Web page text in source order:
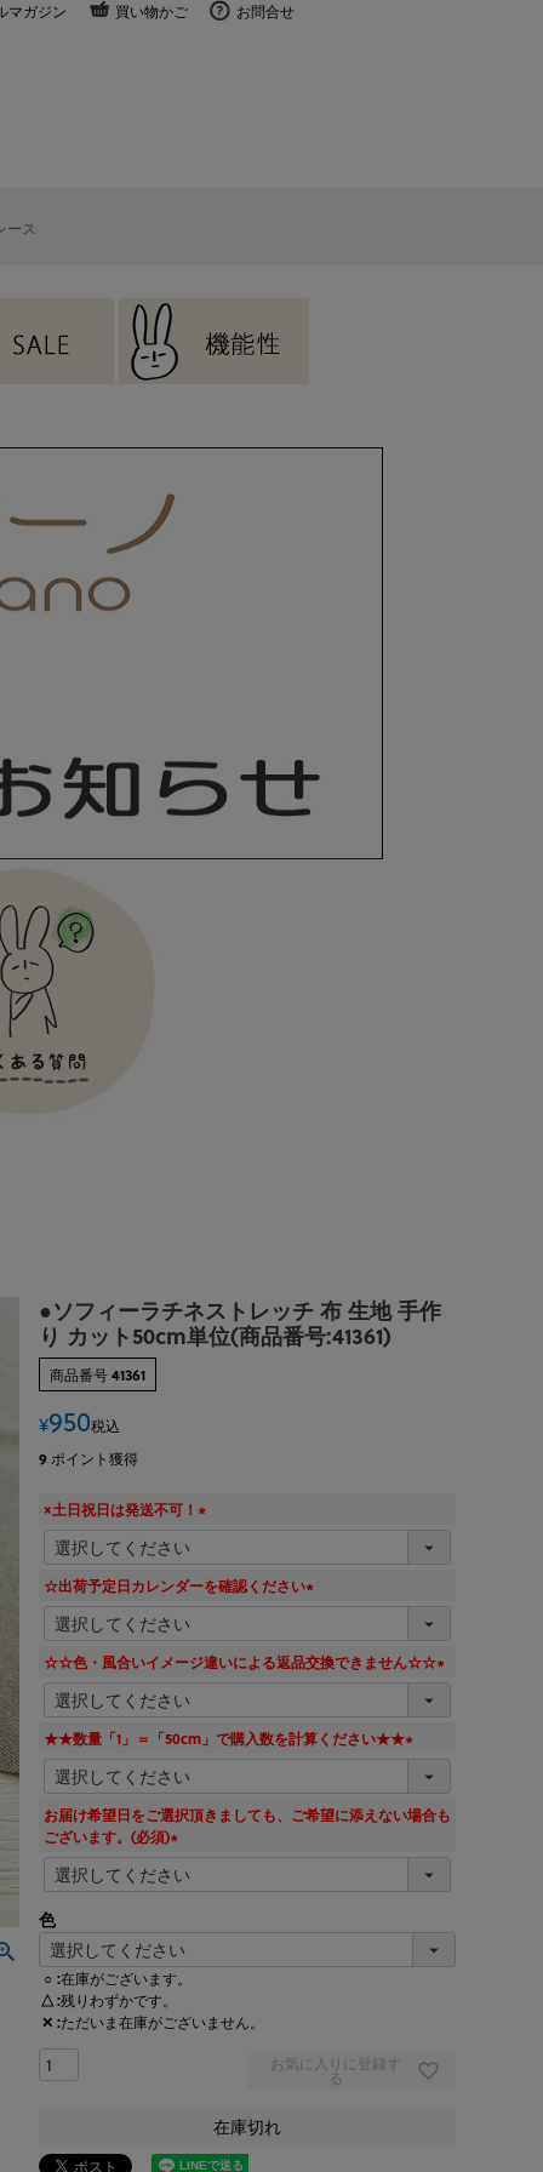
マガジン 買い物かご お問合せ
ース
●ソフィーラチネストレッチ 布 生地 手作
り カット50cm単位(商品番号:41361)
商品番号41361
¥950税込
9ポイント獲得
×土日祝日は発送不可！
(
必
須
)
☆出荷予定日カレンダーを確認ください
(
必
須
)
☆☆色・風合いイメージ違いによる返品交換できません☆☆
(
必
)
★★数量「1」＝「50cm」で購入数を計算ください★★
(
必
須
お届け希望日をご選択頂きましても、ご希望に添えない場合も
ございます。(必須)
(
必
)
色
○ 在庫がございます。
△ 残りわずかです。
✕ ただいま在庫がございません。
お気に入りに登録す
る
在庫切れ